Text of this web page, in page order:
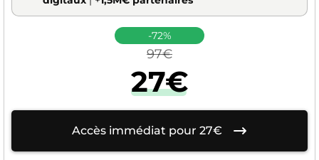
27€
97€
-72%
Accès immédiat pour 27€